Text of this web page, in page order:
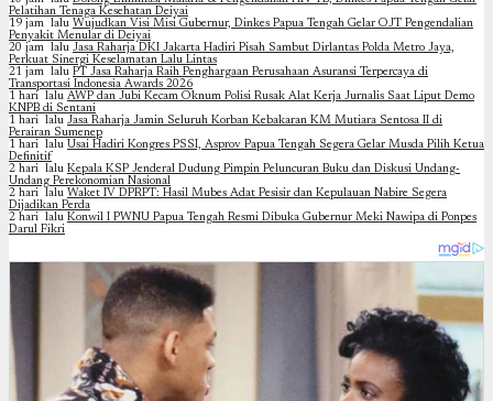
Pelatihan Tenaga Kesehatan Deiyai
19 jam lalu Wujudkan Visi Misi Gubernur, Dinkes Papua Tengah Gelar OJT Pengendalian
Penyakit Menular di Deiyai
20 jam lalu Jasa Raharja DKI Jakarta Hadiri Pisah Sambut Dirlantas Polda Metro Jaya,
Perkuat Sinergi Keselamatan Lalu Lintas
21 jam lalu PT Jasa Raharja Raih Penghargaan Perusahaan Asuransi Terpercaya di
Transportasi Indonesia Awards 2026
1 hari lalu AWP dan Jubi Kecam Oknum Polisi Rusak Alat Kerja Jurnalis Saat Liput Demo
KNPB di Sentani
1 hari lalu Jasa Raharja Jamin Seluruh Korban Kebakaran KM Mutiara Sentosa II di
Perairan Sumenep
1 hari lalu Usai Hadiri Kongres PSSI, Asprov Papua Tengah Segera Gelar Musda Pilih Ketua
Definitif
2 hari lalu Kepala KSP Jenderal Dudung Pimpin Peluncuran Buku dan Diskusi Undang-
Undang Perekonomian Nasional
2 hari lalu Waket IV DPRPT: Hasil Mubes Adat Pesisir dan Kepulauan Nabire Segera
Dijadikan Perda
2 hari lalu Konwil I PWNU Papua Tengah Resmi Dibuka Gubernur Meki Nawipa di Ponpes
Darul Fikri